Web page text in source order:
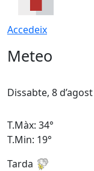
Accedeix
Meteo
Dissabte, 8 d’agost
T.Màx: 34°
T.Min: 19°
Tarda